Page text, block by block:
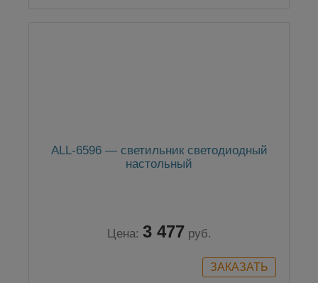
ALL-6596 — светильник светодиодный
настольный
Цена: 3 477 руб.